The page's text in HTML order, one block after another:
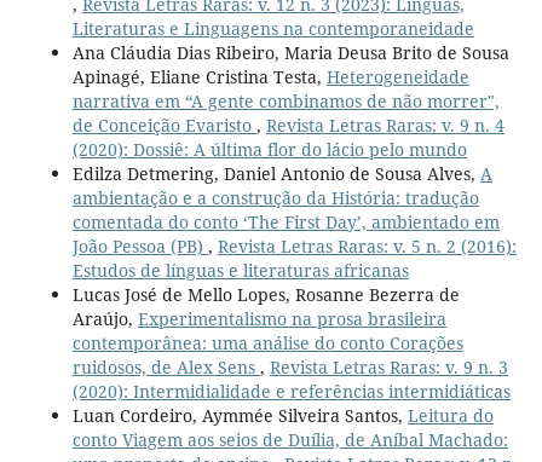
Literaturas e Linguagens na contemporaneidade
Ana Cláudia Dias Ribeiro, Maria Deusa Brito de Sousa
Apinagé, Eliane Cristina Testa, Heterogeneidade
narrativa em “A gente combinamos de não morrer",
de Conceição Evaristo , Revista Letras Raras: v. 9 n. 4
(2020): Dossiê: A última flor do lácio pelo mundo
Edilza Detmering, Daniel Antonio de Sousa Alves, A
ambientação e a construção da História: tradução
comentada do conto ‘The First Day’, ambientado em
João Pessoa (PB) , Revista Letras Raras: v. 5 n. 2 (2016):
Estudos de línguas e literaturas africanas
Lucas José de Mello Lopes, Rosanne Bezerra de
Araújo, Experimentalismo na prosa brasileira
contemporânea: uma análise do conto Corações
ruidosos, de Alex Sens , Revista Letras Raras: v. 9 n. 3
(2020): Intermidialidade e referências intermidiáticas
Luan Cordeiro, Aymmée Silveira Santos, Leitura do
conto Viagem aos seios de Duília, de Aníbal Machado: